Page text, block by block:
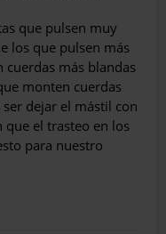
que pulsen muy
los que pulsen más
cuerdas más blandas
monten cuerdas
dejar el mástil con
el trasteo en los
para nuestro